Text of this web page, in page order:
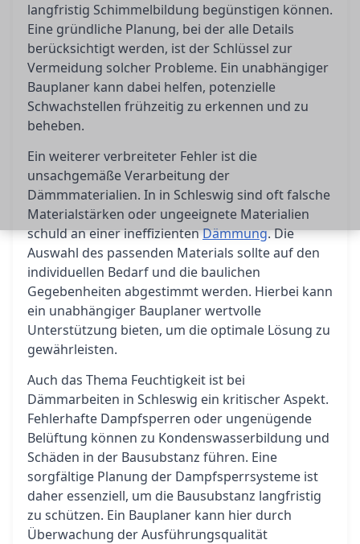
langfristig Schimmelbildung begünstigen können.
Eine gründliche Planung, bei der alle Details
berücksichtigt werden, ist der Schlüssel zur
Vermeidung solcher Probleme. Ein unabhängiger
Bauplaner kann dabei helfen, potenzielle
Schwachstellen frühzeitig zu erkennen und zu
beheben.
Ein weiterer verbreiteter Fehler ist die
unsachgemäße Verarbeitung der
Dämmmaterialien. In in Schleswig sind oft falsche
Materialstärken oder ungeeignete Materialien
schuld an einer ineffizientenDämmung. Die
Auswahl des passenden Materials sollte auf den
individuellen Bedarf und die baulichen
Gegebenheiten abgestimmt werden. Hierbei kann
ein unabhängiger Bauplaner wertvolle
Unterstützung bieten, um die optimale Lösung zu
gewährleisten.
Auch das Thema Feuchtigkeit ist bei
Dämmarbeiten in Schleswig ein kritischer Aspekt.
Fehlerhafte Dampfsperren oder ungenügende
Belüftung können zu Kondenswasserbildung und
Schäden in der Bausubstanz führen. Eine
sorgfältige Planung der Dampfsperrsysteme ist
daher essenziell, um die Bausubstanz langfristig
zu schützen. Ein Bauplaner kann hier durch
Überwachung der Ausführungsqualität